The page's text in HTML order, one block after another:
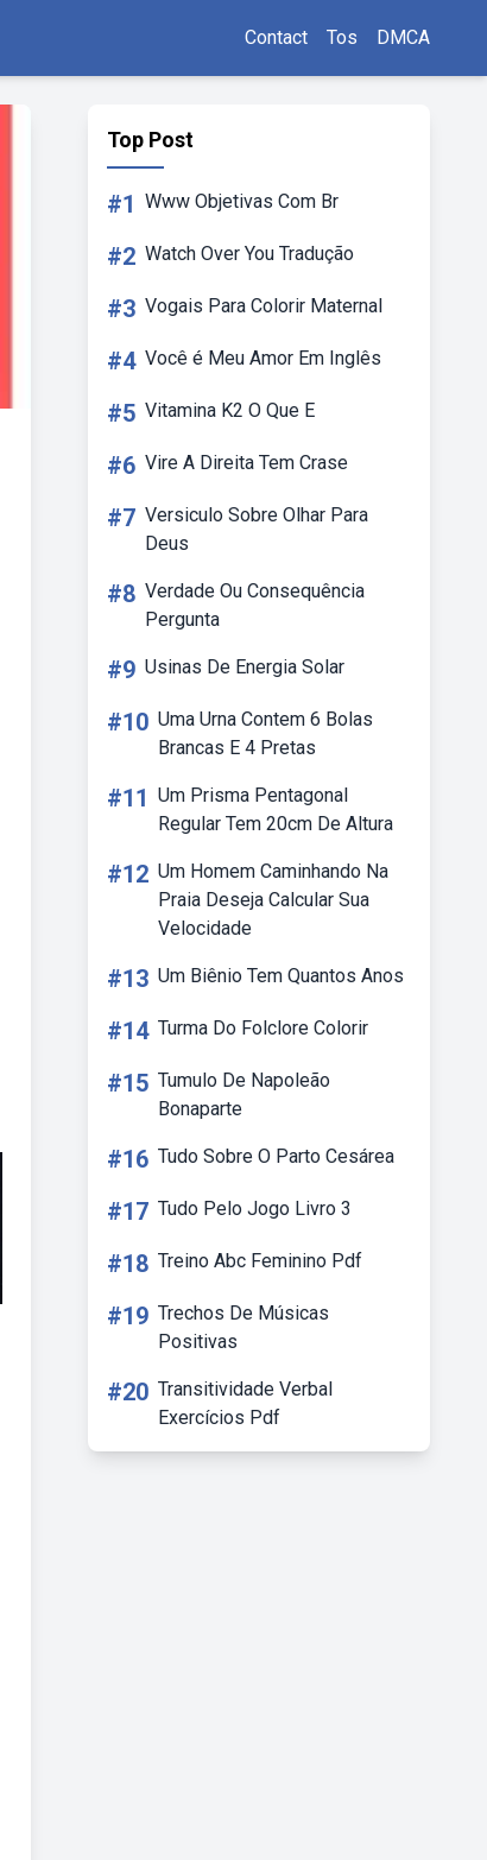
Contact Tos DMCA
Top Post
#1 Www Objetivas Com Br
#2 Watch Over You Tradução
#3 Vogais Para Colorir Maternal
#4 Você é Meu Amor Em Inglês
#5 Vitamina K2 O Que E
#6 Vire A Direita Tem Crase
#7 Versiculo Sobre Olhar Para
Deus
#8 Verdade Ou Consequência
Pergunta
#9 Usinas De Energia Solar
#10 Uma Urna Contem 6 Bolas
Brancas E 4 Pretas
#11 Um Prisma Pentagonal
Regular Tem 20cm De Altura
#12 Um Homem Caminhando Na
Praia Deseja Calcular Sua
Velocidade
#13 Um Biênio Tem Quantos Anos
#14 Turma Do Folclore Colorir
#15 Tumulo De Napoleão
Bonaparte
#16 Tudo Sobre O Parto Cesárea
#17 Tudo Pelo Jogo Livro 3
#18 Treino Abc Feminino Pdf
#19 Trechos De Músicas
Positivas
#20 Transitividade Verbal
Exercícios Pdf